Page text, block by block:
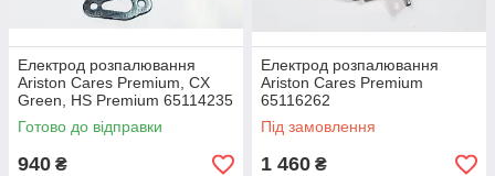
Електрод розпалювання
Ariston Cares Premium, CX
Green, HS Premium 65114235
Готово до відправки
940 ₴
Електрод розпалювання
Ariston Cares Premium
65116262
Під замовлення
1 460 ₴